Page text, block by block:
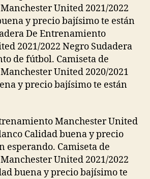
United 2021/2022
y precio bajísimo te están
De Entrenamiento
2021/2022 Negro Sudadera
de fútbol. Camiseta de
United 2020/2021
y precio bajísimo te están
Manchester United
Calidad buena y precio
esperando. Camiseta de
United 2021/2022
buena y precio bajísimo te